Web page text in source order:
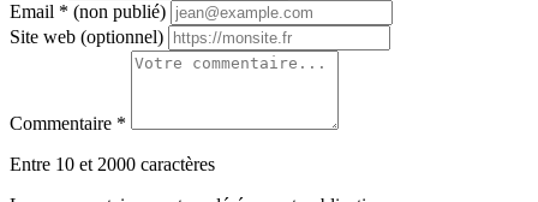
Email * (non publié)
Site web (optionnel)
Commentaire *
Entre 10 et 2000 caractères